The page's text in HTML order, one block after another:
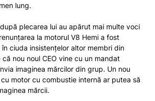
lung.
plecarea lui au apărut mai multe voci
la motorul V8 Hemi a fost
ciuda insistențelor altor membri din
nou noul CEO vine cu un mandat
imaginea mărcilor din grup. Un nou
cu motor cu combustie internă ar putea să
mărcii.